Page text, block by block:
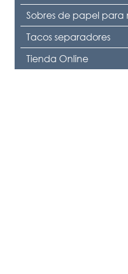
Sobres de papel para
Tacos separadores
Tienda Online